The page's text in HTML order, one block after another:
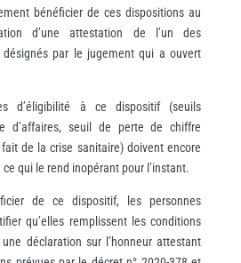
bénéficier de ces dispositions au
d’une attestation de l’un des
par le jugement qui a ouvert
d’éligibilité à ce dispositif (seuils
d’affaires, seuil de perte de chiffre
de la crise sanitaire) doivent encore
qui le rend inopérant pour l’instant.
de ce dispositif, les personnes
qu’elles remplissent les conditions
déclaration sur l’honneur attestant